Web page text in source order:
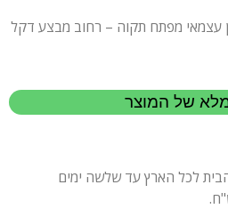
עצמאי מפתח תקוה – רחוב מבצע דקל
של המוצר
לכל הארץ עד שלשה ימים